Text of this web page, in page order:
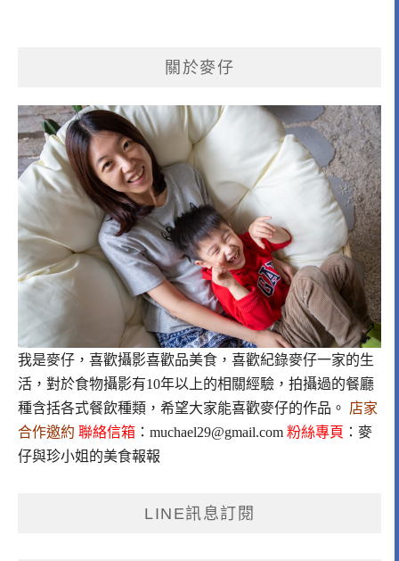
關於麥仔
我是麥仔，喜歡攝影喜歡品美食，喜歡紀錄麥仔一家的生
活，對於食物攝影有10年以上的相關經驗，拍攝過的餐廳
種含括各式餐飲種類，希望大家能喜歡麥仔的作品。 店家
合作邀約 聯絡信箱 ： muchael29@gmail.com 粉絲專頁 ： 麥
仔與珍小姐的美食報報
LINE訊息訂閱